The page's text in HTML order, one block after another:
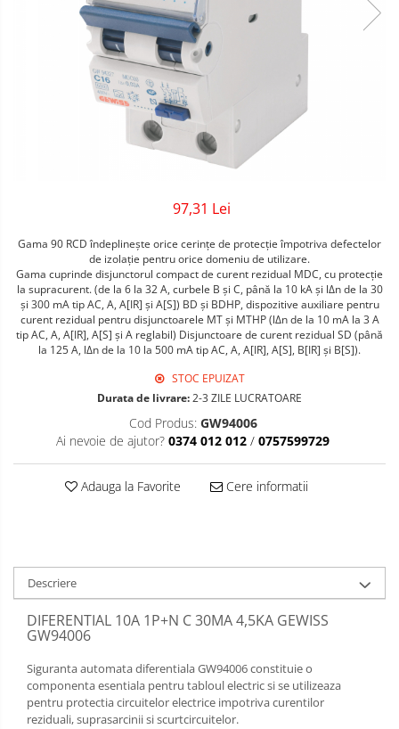
Sigurante Gewiss
Sigurante Legrand
Sigurante Schneider
Tablouri electrice
97,31 Lei
Gama 90 RCD îndeplineşte orice cerinţe de protecţie împotriva defectelor
de izolaţie pentru orice domeniu de utilizare.
Gama cuprinde disjunctorul compact de curent rezidual MDC, cu protecţie
la supracurent. (de la 6 la 32 A, curbele B şi C, până la 10 kA şi lΔn de la 30
şi 300 mA tip AC, A, A[IR] şi A[S]) BD şi BDHP, dispozitive auxiliare pentru
curent rezidual pentru disjunctoarele MT şi MTHP (lΔn de la 10 mA la 3 A
tip AC, A, A[IR], A[S] şi A reglabil) Disjunctoare de curent rezidual SD (până
la 125 A, lΔn de la 10 la 500 mA tip AC, A, A[IR], A[S], B[IR] şi B[S]).
STOC EPUIZAT
Durata de livrare:2-3 ZILE LUCRATOARE
Cod Produs: GW94006
Ai nevoie de ajutor? 0374 012 012 / 0757599729
Adauga la Favorite Cere informatii
Descriere
DIFERENTIAL 10A 1P+N C 30MA 4,5KA GEWISS
GW94006
Siguranta automata diferentiala GW94006 constituie o
componenta esentiala pentru tabloul electric si se utilizeaza
pentru protectia circuitelor electrice impotriva curentilor
reziduali, suprasarcinii si scurtcircuitelor.